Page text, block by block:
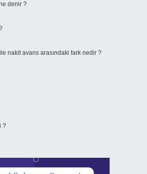
denir ?
nakit avans arasındaki fark nedir ?
?